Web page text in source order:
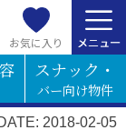
お気に入り
スナック・
バー向け物件
2018-02-05